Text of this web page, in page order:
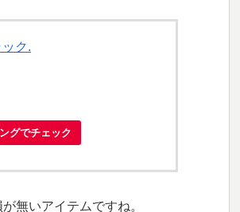
ク.
グでチェック
無いアイテムですね。